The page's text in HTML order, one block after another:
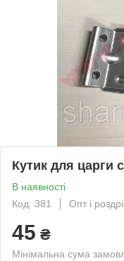
Кутик для царги
В наявності
Код: 381
Опт і
45 ₴
Мінімальна сума